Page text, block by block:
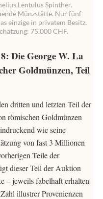
Lentulus Spinther.
Münzstätte. Nur fünf
einzige in privatem Besitz.
75.000 CHF.
Die George W. La
Goldmünzen, Teil
dritten und letzten Teil der
römischen Goldmünzen
wie seine
von fast 3 Millionen
Teile der
dieser Teil der Auktion
– jeweils fabelhaft erhalten
illustrer Provenienzen